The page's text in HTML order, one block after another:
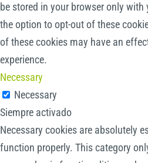
be stored in your browser only
the option to opt-out of these
of these cookies may have an
experience.
Necessary
Necessary
Siempre activado
Necessary cookies are absolutely
function properly. This category